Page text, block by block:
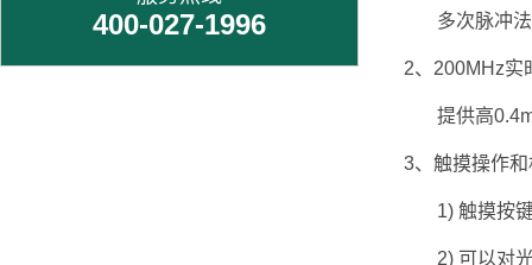
400-027-1996 多次脉冲法
2、200MHz实
提供高0.4m
3、触摸操作
1) 触摸按键
2) 可以对光